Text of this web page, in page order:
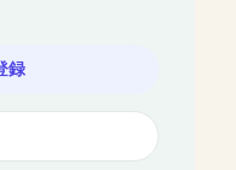
録